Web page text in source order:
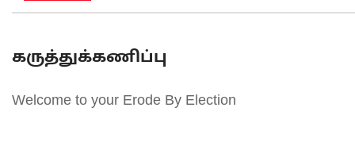
கருத்துக்கணிப்பு
Welcome to your Erode By Election